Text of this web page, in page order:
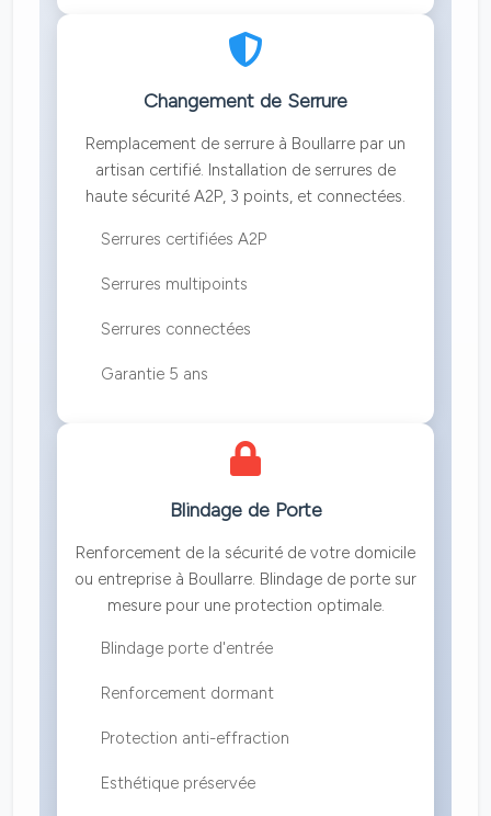
Changement de Serrure
Remplacement de serrure à Boullarre par un
artisan certifié. Installation de serrures de
haute sécurité A2P, 3 points, et connectées.
Serrures certifiées A2P
Serrures multipoints
Serrures connectées
Garantie 5 ans
Blindage de Porte
Renforcement de la sécurité de votre domicile
ou entreprise à Boullarre. Blindage de porte sur
mesure pour une protection optimale.
Blindage porte d'entrée
Renforcement dormant
Protection anti-effraction
Esthétique préservée